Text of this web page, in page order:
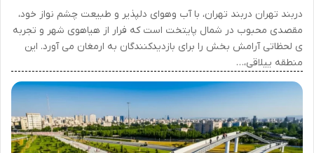
دربند تهران دربند تهران، با آب وهوای دلپذیر و طبیعت چشم نواز خود،
مقصدی محبوب در شمال پایتخت است که فرار از هیاهوی شهر و تجربه
ی لحظاتی آرامش بخش را برای بازدیدکنندگان به ارمغان می آورد. این
منطقه ییلاقی،…